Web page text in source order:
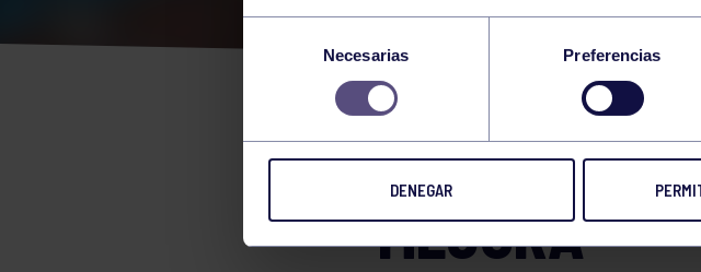
consentimiento
Necesarias Preferencias
DENEGAR
YA ESTÁ
DE 25
OBRAS DE
MEJORA